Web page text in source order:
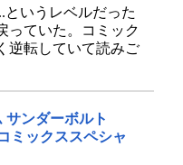
いうレベルだった
っていた。コミック
逆転していて読みご
サンダーボルト
ミックススペシャ